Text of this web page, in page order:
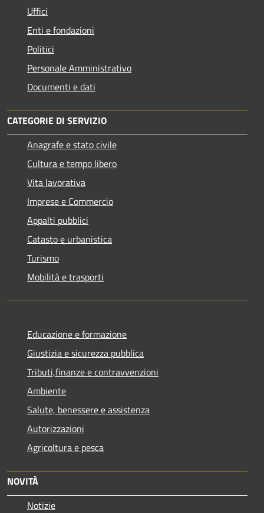
Uffici
Enti e fondazioni
Politici
Personale Amministrativo
Documenti e dati
CATEGORIE DI SERVIZIO
Anagrafe e stato civile
Cultura e tempo libero
Vita lavorativa
Imprese e Commercio
Appalti pubblici
Catasto e urbanistica
Turismo
Mobilità e trasporti
Educazione e formazione
Giustizia e sicurezza pubblica
Tributi,finanze e contravvenzioni
Ambiente
Salute, benessere e assistenza
Autorizzazioni
Agricoltura e pesca
NOVITÀ
Notizie